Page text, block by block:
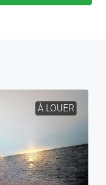
À LOUER